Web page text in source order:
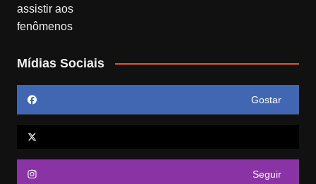
Mídias Sociais
Gostar
Seguir